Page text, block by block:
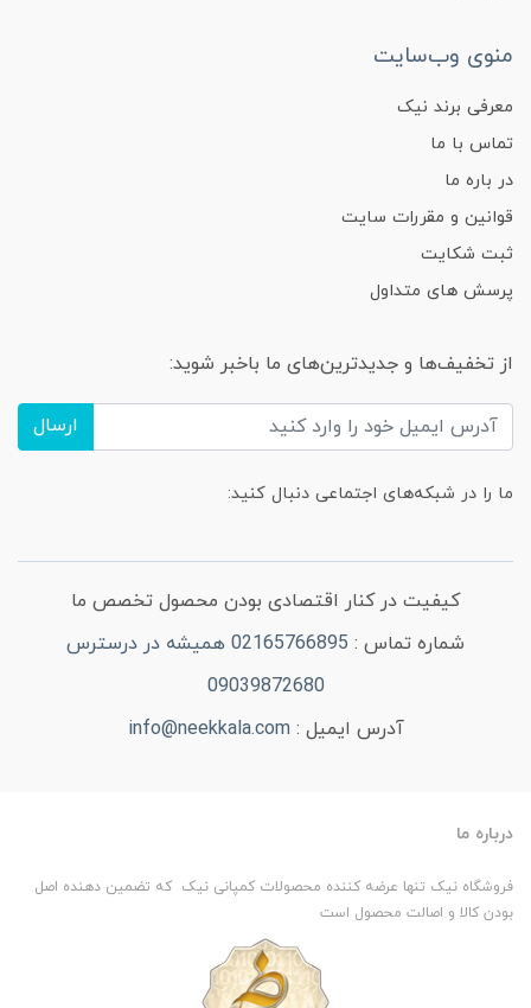
منوی وب‌سایت
معرفی برند نیک
تماس با ما
در باره ما
قوانین و مقررات سایت
ثبت شکایت
پرسش های متداول
از تخفیف‌ها و جدیدترین‌های ما باخبر شوید:
ارسال
ما را در شبکه‌های اجتماعی دنبال کنید:
کیفیت در کنار اقتصادی بودن محصول تخصص ما
شماره تماس :
02165766895 همیشه در درسترس
09039872680
آدرس ایمیل : info@neekkala.com
درباره ما
فروشگاه نیک تنها عرضه کننده محصولات کمپانی نیک که تضمین دهنده اصل
بودن کالا و اصالت محصول است